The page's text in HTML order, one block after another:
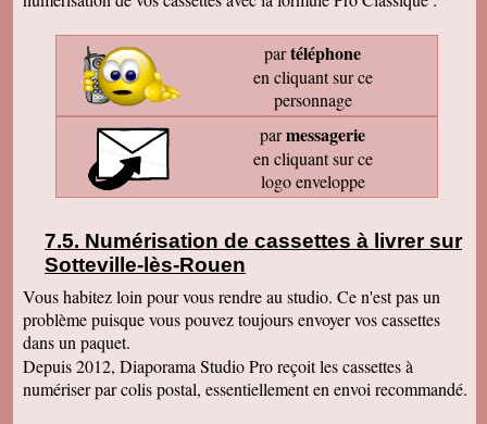
partéléphone
en cliquant sur ce
personnage
parmessagerie
en cliquant sur ce
logo enveloppe
Numérisation de cassettes à livrer sur
Sotteville-lès-Rouen
Vous habitez loin pour vous rendre au studio. Ce n'est pas un
problème puisque vous pouvez toujours envoyer vos cassettes
dans un paquet.
Depuis 2012, Diaporama Studio Pro reçoit les cassettes à
numériser par colis postal, essentiellement en envoi recommandé.